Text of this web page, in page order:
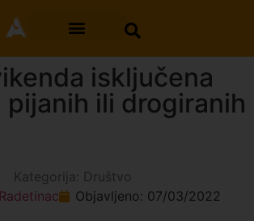
isključena
ili drogiranih
Kategorija: Društvo
Objavljeno: 07/03/2022